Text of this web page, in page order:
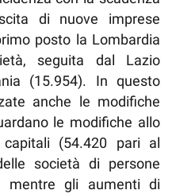
di nuove imprese
posto la Lombardia
seguita dal Lazio
(15.954). In questo
anche le modifiche
le modifiche allo
(54.420 pari al
società di persone
mentre gli aumenti di